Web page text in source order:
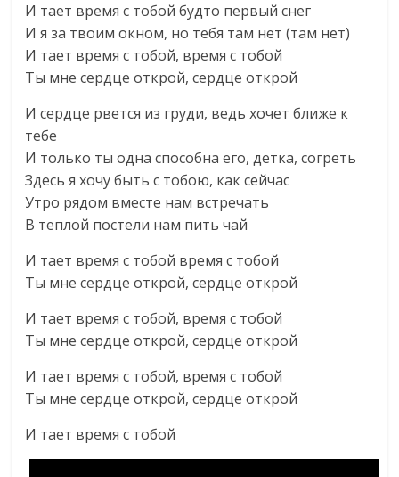
И тает время с тобой будто первый снег
И я за твоим окном, но тебя там нет (там нет)
И тает время с тобой, время с тобой
Ты мне сердце открой, сердце открой
И сердце рвется из груди, ведь хочет ближе к
тебе
И только ты одна способна его, детка, согреть
Здесь я хочу быть с тобою, как сейчас
Утро рядом вместе нам встречать
В теплой постели нам пить чай
И тает время с тобой время с тобой
Ты мне сердце открой, сердце открой
И тает время с тобой, время с тобой
Ты мне сердце открой, сердце открой
И тает время с тобой, время с тобой
Ты мне сердце открой, сердце открой
И тает время с тобой